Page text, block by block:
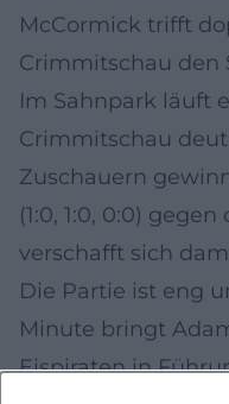
McCormick trifft
Crimmitschau den
Im Sahnpark läuft
Crimmitschau
Zuschauern
(1:0, 1:0, 0:0)
verschafft sich
Die Partie ist eng
Minute bringt
Eispiraten in